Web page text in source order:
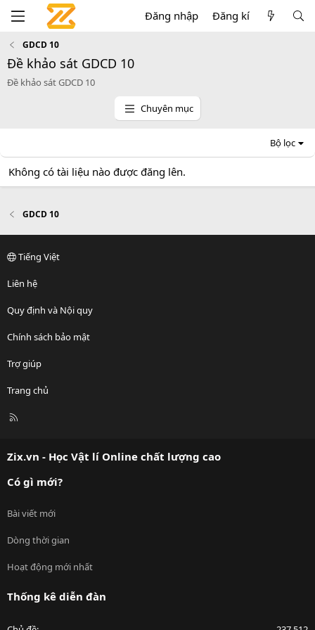
Đăng nhập Đăng kí
GDCD 10
Đề khảo sát GDCD 10
Đề khảo sát GDCD 10
Chuyên mục
Bộ lọc
Không có tài liệu nào được đăng lên.
GDCD 10
Tiếng Việt
Liên hệ
Quy định và Nội quy
Chính sách bảo mật
Trợ giúp
Trang chủ
R
Zix.vn - Học Vật lí Online chất lượng cao
Có gì mới?
Bài viết mới
Dòng thời gian
Hoạt động mới nhất
Thống kê diễn đàn